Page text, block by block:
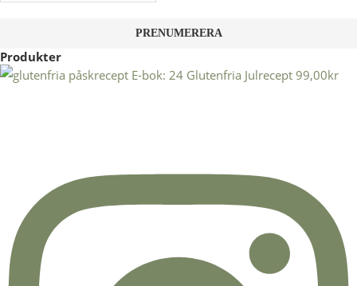
Produkter
E-bok: 24 Glutenfria Julrecept 99,00kr